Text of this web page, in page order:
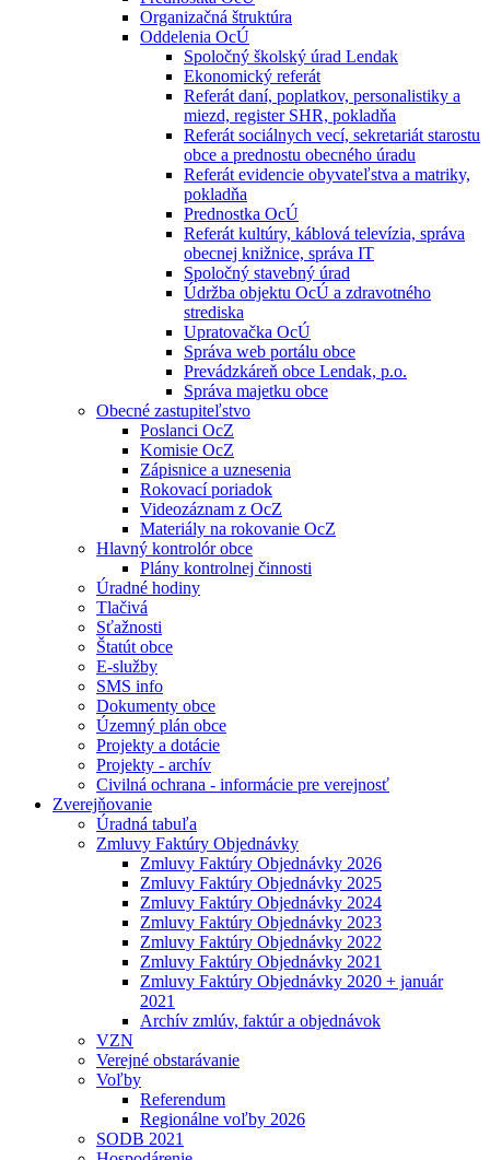
Organizačná štruktúra
Oddelenia OcÚ
Spoločný školský úrad Lendak
Ekonomický referát
Referát daní, poplatkov, personalistiky a
miezd, register SHR, pokladňa
Referát sociálnych vecí, sekretariát starostu
obce a prednostu obecného úradu
Referát evidencie obyvateľstva a matriky,
pokladňa
Prednostka OcÚ
Referát kultúry, káblová televízia, správa
obecnej knižnice, správa IT
Spoločný stavebný úrad
Údržba objektu OcÚ a zdravotného
strediska
Upratovačka OcÚ
Správa web portálu obce
Prevádzkáreň obce Lendak, p.o.
Správa majetku obce
Obecné zastupiteľstvo
Poslanci OcZ
Komisie OcZ
Zápisnice a uznesenia
Rokovací poriadok
Videozáznam z OcZ
Materiály na rokovanie OcZ
Hlavný kontrolór obce
Plány kontrolnej činnosti
Úradné hodiny
Tlačivá
Sťažnosti
Štatút obce
E-služby
SMS info
Dokumenty obce
Územný plán obce
Projekty a dotácie
Projekty - archív
Civilná ochrana - informácie pre verejnosť
Zverejňovanie
Úradná tabuľa
Zmluvy Faktúry Objednávky
Zmluvy Faktúry Objednávky 2026
Zmluvy Faktúry Objednávky 2025
Zmluvy Faktúry Objednávky 2024
Zmluvy Faktúry Objednávky 2023
Zmluvy Faktúry Objednávky 2022
Zmluvy Faktúry Objednávky 2021
Zmluvy Faktúry Objednávky 2020 + január
2021
Archív zmlúv, faktúr a objednávok
VZN
Verejné obstarávanie
Voľby
Referendum
Regionálne voľby 2026
SODB 2021